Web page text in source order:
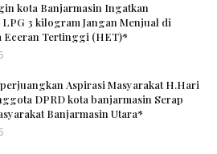
kota Banjarmasin Ingatkan
3 kilogram Jangan Menjual di
Eceran Tertinggi (HET)*
Aspirasi Masyarakat H.Hari
DPRD kota banjarmasin Serap
Banjarmasin Utara*